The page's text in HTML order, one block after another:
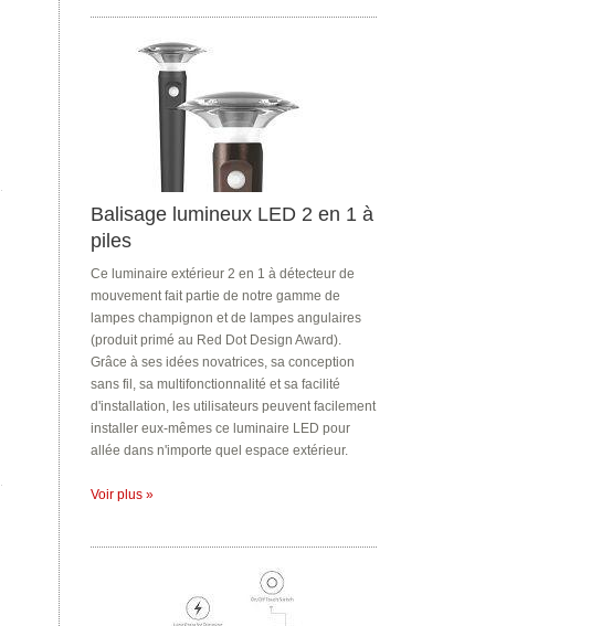
Balisage lumineux LED 2 en 1 à
piles
Ce luminaire extérieur 2 en 1 à détecteur de
mouvement fait partie de notre gamme de
lampes champignon et de lampes angulaires
(produit primé au Red Dot Design Award).
Grâce à ses idées novatrices, sa conception
sans fil, sa multifonctionnalité et sa facilité
d'installation, les utilisateurs peuvent facilement
installer eux-mêmes ce luminaire LED pour
allée dans n'importe quel espace extérieur.
Voir plus »